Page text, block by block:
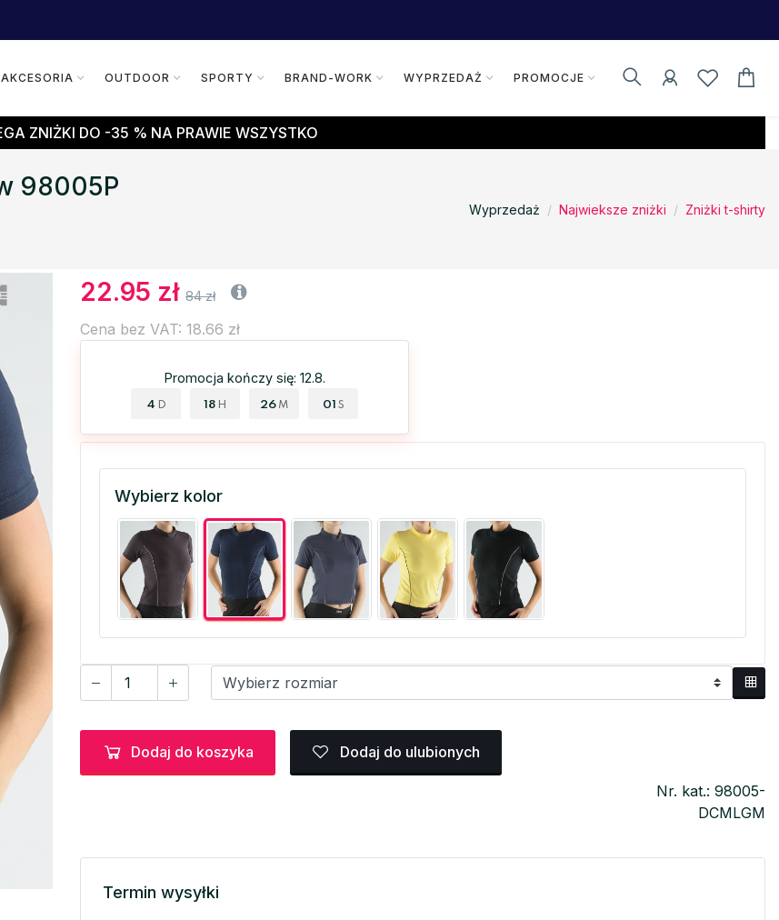
AKCESORIA OUTDOOR SPORTY BRAND-WORK WYPRZEDAŻ PROMOCJE
ZNIŻKI DO -35 % NA PRAWIE WSZYSTKO
98005P
Wyprzedaż Najwieksze zniżki Zniżki t-shirty
22.95 zł 84 zł
Cena bez VAT: 18.66 zł
Promocja kończy się: 12.8.
4 D 18 H 26 M 00 S
Wybierz kolor
Dodaj do koszyka Dodaj do ulubionych
Nr. kat.: 98005-
DCMLGM
Termin wysyłki